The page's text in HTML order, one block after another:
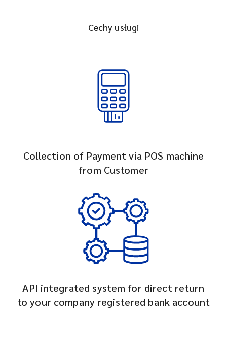
Cechy usługi
Collection of Payment via POS machine
from Customer
API integrated system for direct return
to your company registered bank account